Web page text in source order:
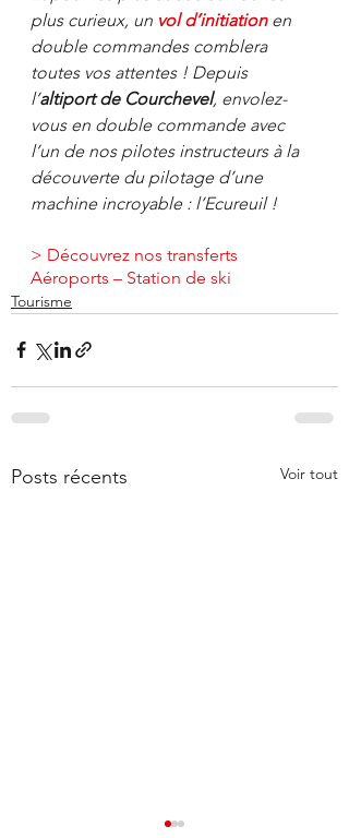
plus curieux, un vol d’initiation en
double commandes comblera
toutes vos attentes ! Depuis
l’altiport de Courchevel, envolez-
vous en double commande avec
l’un de nos pilotes instructeurs à la
découverte du pilotage d’une
machine incroyable : l’Ecureuil !
> Découvrez nos transferts
Aéroports – Station de ski
Tourisme
Posts récents Voir tout